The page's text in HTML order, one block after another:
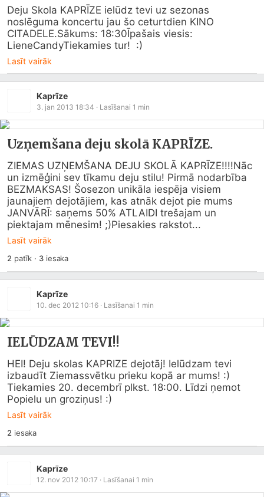
Deju Skola KAPRĪZE ielūdz tevi uz sezonas
noslēguma koncertu jau šo ceturtdien KINO
CITADELE.Sākums: 18:30Īpašais viesis:
LieneCandyTiekamies tur!  :)
Lasīt vairāk
Kaprīze
3. jan 2013 18:34 · Lasīšanai 1 min
Uzņemšana deju skolā KAPRĪZE.
ZIEMAS UZŅEMŠANA DEJU SKOLĀ KAPRĪZE!!!!Nāc
un izmēģini sev tīkamu deju stilu! Pirmā nodarbība
BEZMAKSAS! Šosezon unikāla iespēja visiem
jaunajiem dejotājiem, kas atnāk dejot pie mums
JANVĀRĪ: saņems 50% ATLAIDI trešajam un
piektajam mēnesim! ;)Piesakies rakstot...
Lasīt vairāk
2 patīk · 3iesaka
Kaprīze
10. dec 2012 10:16 · Lasīšanai 1 min
IELŪDZAM TEVI!!
HEI! Deju skolas KAPRIZE dejotāj! Ielūdzam tevi
izbaudīt Ziemassvētku prieku kopā ar mums! :)
Tiekamies 20. decembrī plkst. 18:00. Līdzi ņemot
Popielu un groziņus! :)
Lasīt vairāk
2 iesaka
Kaprīze
12. nov 2012 10:17 · Lasīšanai 1 min